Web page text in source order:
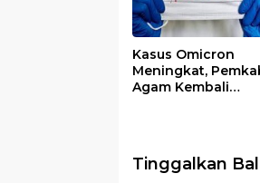
Kasus Omicron
Meningkat,
Agam Kembali
Tinggalkan